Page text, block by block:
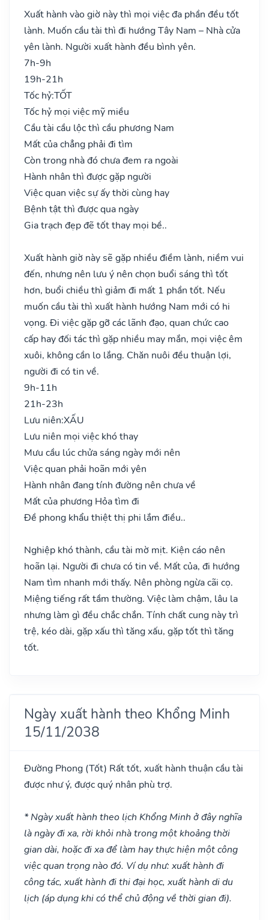
Xuất hành vào giờ này thì mọi việc đa phần đều tốt
lành. Muốn cầu tài thì đi hướng Tây Nam – Nhà cửa
yên lành. Người xuất hành đều bình yên.
7h-9h
19h-21h
Tốc hỷ:TỐT
Tốc hỷ mọi việc mỹ miều
Cầu tài cầu lộc thì cầu phương Nam
Mất của chẳng phải đi tìm
Còn trong nhà đó chưa đem ra ngoài
Hành nhân thì được gặp người
Việc quan việc sự ấy thời cùng hay
Bệnh tật thì được qua ngày
Gia trạch đẹp đẽ tốt thay mọi bề..
Xuất hành giờ này sẽ gặp nhiều điềm lành, niềm vui
đến, nhưng nên lưu ý nên chọn buổi sáng thì tốt
hơn, buổi chiều thì giảm đi mất 1 phần tốt. Nếu
muốn cầu tài thì xuất hành hướng Nam mới có hi
vọng. Đi việc gặp gỡ các lãnh đạo, quan chức cao
cấp hay đối tác thì gặp nhiều may mắn, mọi việc êm
xuôi, không cần lo lắng. Chăn nuôi đều thuận lợi,
người đi có tin về.
9h-11h
21h-23h
Lưu niên:XẤU
Lưu niên mọi việc khó thay
Mưu cầu lúc chửa sáng ngày mới nên
Việc quan phải hoãn mới yên
Hành nhân đang tính đường nên chưa về
Mất của phương Hỏa tìm đi
Đề phong khẩu thiệt thị phi lắm điều..
Nghiệp khó thành, cầu tài mờ mịt. Kiện cáo nên
hoãn lại. Người đi chưa có tin về. Mất của, đi hướng
Nam tìm nhanh mới thấy. Nên phòng ngừa cãi cọ.
Miệng tiếng rất tầm thường. Việc làm chậm, lâu la
nhưng làm gì đều chắc chắn. Tính chất cung này trì
trệ, kéo dài, gặp xấu thì tăng xấu, gặp tốt thì tăng
tốt.
Ngày xuất hành theo Khổng Minh
15/11/2038
Đường Phong (Tốt) Rất tốt, xuất hành thuận cầu tài
được như ý, được quý nhân phù trợ.
* Ngày xuất hành theo lịch Khổng Minh ở đây nghĩa
là ngày đi xa, rời khỏi nhà trong một khoảng thời
gian dài, hoặc đi xa để làm hay thực hiện một công
việc quan trọng nào đó. Ví dụ như: xuất hành đi
công tác, xuất hành đi thi đại học, xuất hành di du
lịch (áp dụng khi có thể chủ động về thời gian đi).